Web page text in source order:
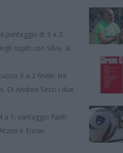
punteggio di 3 a 2:
ospiti con Silva, al
9 a 2 finale: tre
Di Andrea Secci i due
a 1: vantaggio flash
e Ennas